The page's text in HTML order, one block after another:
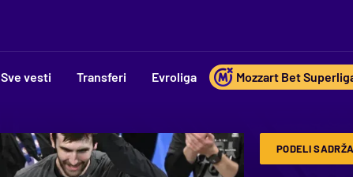
Sve vesti Transferi Evroliga Mozzart Bet
PODELI